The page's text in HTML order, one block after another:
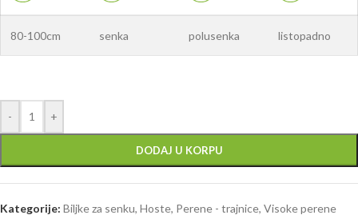
80-100cm senka polusenka listopadno
- +
DODAJ U KORPU
Kategorije: Biljke za senku, Hoste, Perene - trajnice, Visoke perene